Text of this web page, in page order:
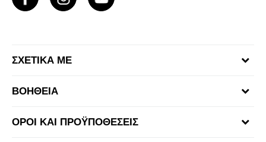
ΣΧΕΤΙΚΑ ΜΕ
Καταστήματα
ΒΟΗΘΕΙΑ
ΟΡΟΙ ΚΑΙ ΠΡΟΫΠΟΘΕΣΕΙΣ